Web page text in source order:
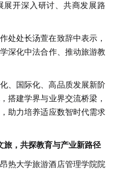
展开深入研讨、共商发展路
处处长汤萱在致辞中表示，
深化中法合作、推动旅游教
、国际化、高品质发展新阶
搭建学界与业界交流桥梁，
助力培养适应数智时代需求
旅，共探教育与产业新路径
热大学旅游酒店管理学院院